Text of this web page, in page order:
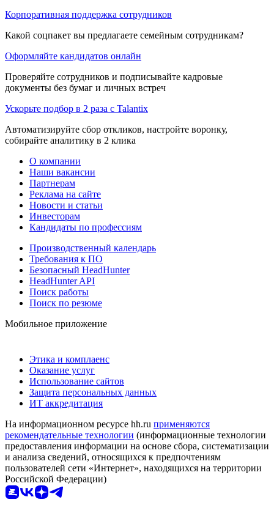
Корпоративная поддержка сотрудников
Какой соцпакет вы предлагаете семейным сотрудникам?
Оформляйте кандидатов онлайн
Проверяйте сотрудников и подписывайте кадровые
документы без бумаг и личных встреч
Ускорьте подбор в 2 раза с Talantix
Автоматизируйте сбор откликов, настройте воронку,
собирайте аналитику в 2 клика
О компании
Наши вакансии
Партнерам
Реклама на сайте
Новости и статьи
Инвесторам
Кандидаты по профессиям
Производственный календарь
Требования к ПО
Безопасный HeadHunter
HeadHunter API
Поиск работы
Поиск по резюме
Мобильное приложение
Этика и комплаенс
Оказание услуг
Использование сайтов
Защита персональных данных
ИТ аккредитация
На информационном ресурсе hh.ru применяются
рекомендательные технологии (информационные технологии
предоставления информации на основе сбора, систематизации
и анализа сведений, относящихся к предпочтениям
пользователей сети «Интернет», находящихся на территории
Российской Федерации)